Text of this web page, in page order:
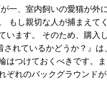
、室内飼いの愛猫が外
もし親切な人が捕まえて
ます。 そのため、購入
れているかどうか？』
つけておくべきです。
れのバックグラウンド